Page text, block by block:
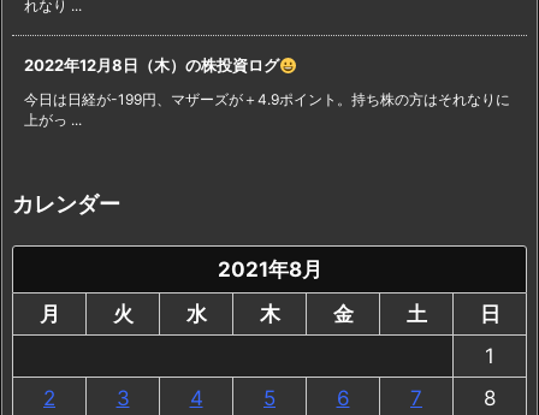
れなり ...
2022年12月8日（木）の株投資ログ
今日は日経が-199円、マザーズが＋4.9ポイント。持ち株の方はそれなりに
上がっ ...
カレンダー
2021年8月
月
火 水 木 金 土
日
1
2
3 4 5 6 7
8